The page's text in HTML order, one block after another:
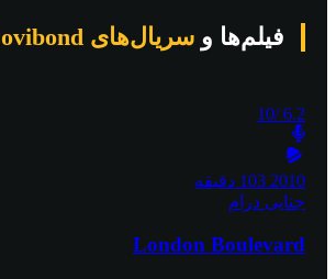
فیلم‌ها و سریال‌های Ophelia Lovibond
6.2
/10
2010 103 دقیقه
جنایی درام
London Boulevard